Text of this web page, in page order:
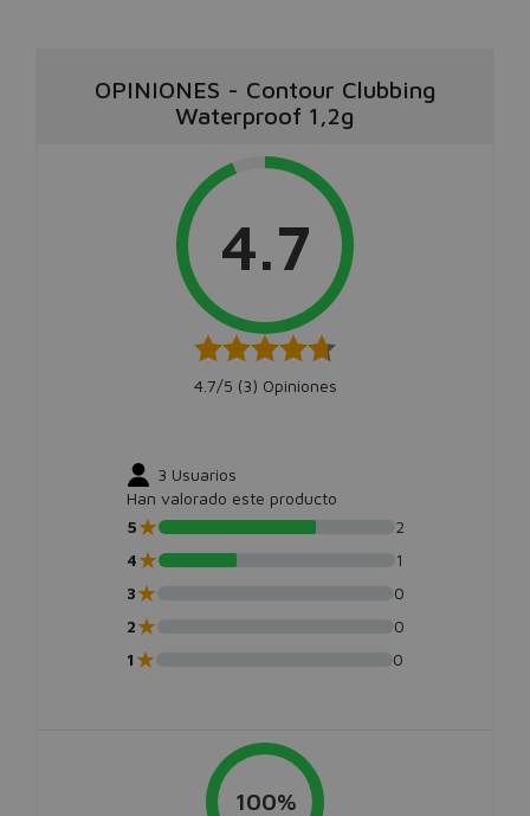
OPINIONES - Contour Clubbing
Waterproof 1,2g
4.7
4.7/5 (3) Opiniones
3 Usuarios
Han valorado este producto
5★
2
4★
1
3★
0
2★
0
1★ 0
100%